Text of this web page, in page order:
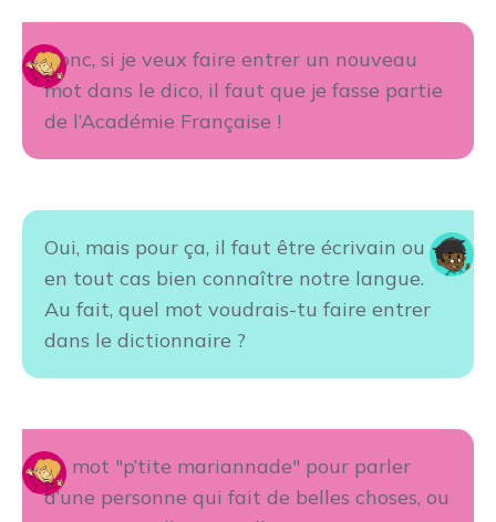
Donc, si je veux faire entrer un nouveau
mot dans le dico, il faut que je fasse partie
de l’Académie Française !
Oui, mais pour ça, il faut être écrivain ou
en tout cas bien connaître notre langue.
Au fait, quel mot voudrais-tu faire entrer
dans le dictionnaire ?
Le mot "p’tite mariannade" pour parler
d’une personne qui fait de belles choses, ou